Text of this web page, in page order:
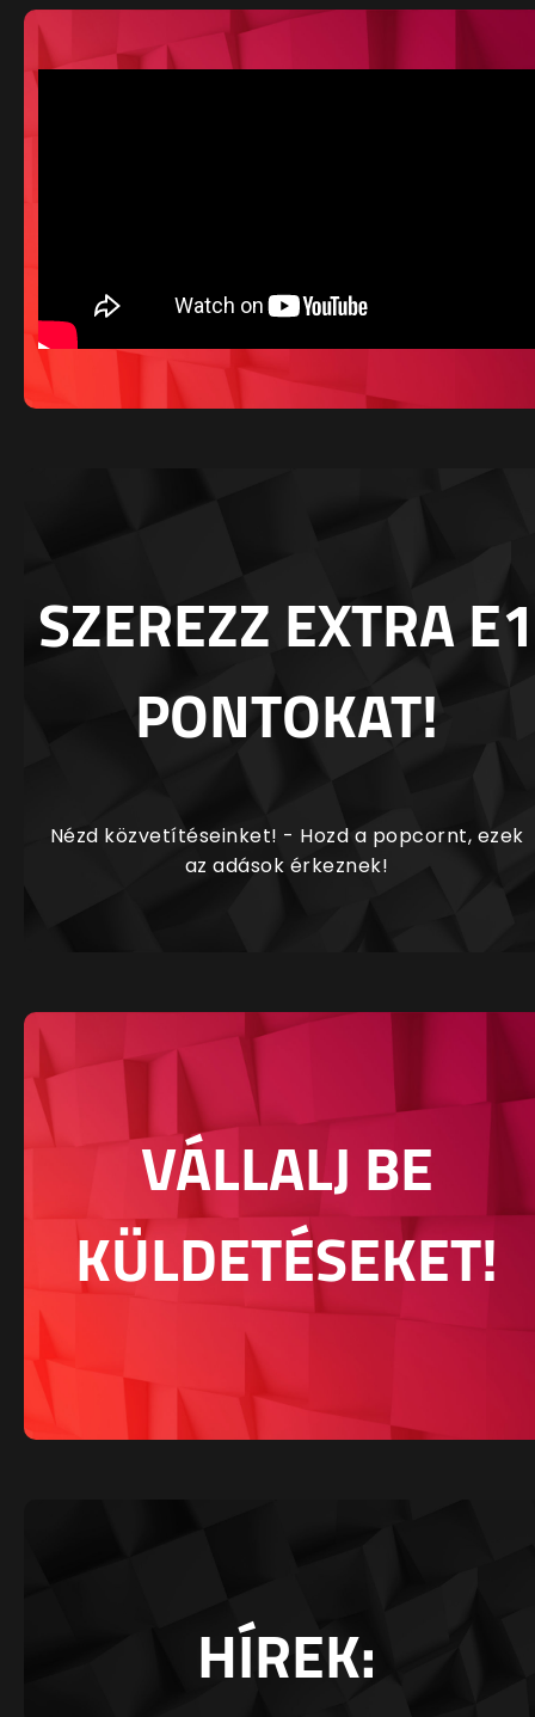
SZEREZZ EXTRA E1
PONTOKAT!
Nézd közvetítéseinket! - Hozd a popcornt, ezek
az adások érkeznek!
VÁLLALJ BE
KÜLDETÉSEKET!
HÍREK: